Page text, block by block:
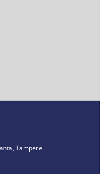
Tampere